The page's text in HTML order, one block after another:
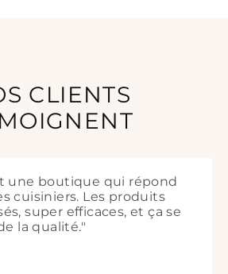
CLIENTS
une boutique qui répond
cuisiniers. Les produits
super efficaces, et ça se
la qualité."